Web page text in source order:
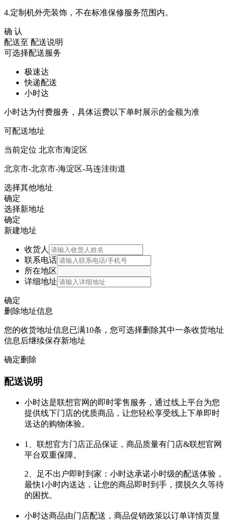
4.定制机外壳装饰，不在标准保修服务范围内。
确 认
配送至 配送说明
可选择配送服务
极速达
快递配送
小时达
小时达为付费服务，具体运费以下单时展示的金额为准
可配送地址
当前定位 北京市海淀区
北京市-北京市-海淀区-马连洼街道
选择其他地址
确定
选择新地址
确定
新建地址
收货人
联系电话
所在地区
详细地址
确定
删除地址信息
您的收货地址信息已满10条，您可选择删除其中一条收货地址
信息后继续保存新地址
确定删除
配送说明
小时达是联想官网的即时零售服务，通过线上平台为您
提供线下门店的优质商品，让您轻松享受线上下单即时
送达的购物体验。
1、联想官方门店正品保证，商品质量有门店&联想官网
平台双重保障。
2、足不出户即时到家：小时达承诺小时级的配送体验，
最快1小时内送达，让您的商品即时到手，摆脱久久等待
的困扰。
小时达商品由门店配送，商品促销政策以订单详情页显